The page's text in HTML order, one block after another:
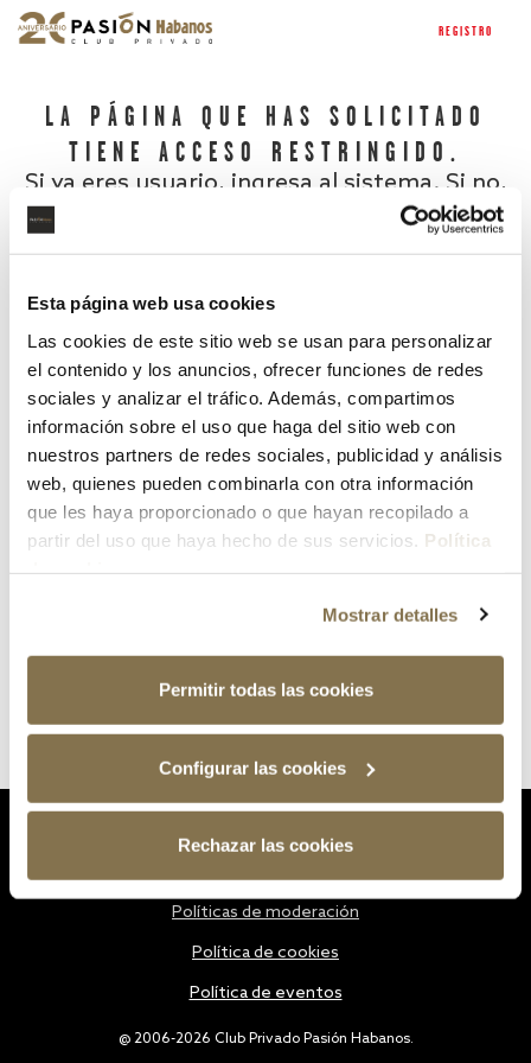
Esta página web usa cookies
Las cookies de este sitio web se usan para personalizar
el contenido y los anuncios, ofrecer funciones de redes
sociales y analizar el tráfico. Además, compartimos
información sobre el uso que haga del sitio web con
nuestros partners de redes sociales, publicidad y análisis
web, quienes pueden combinarla con otra información
que les haya proporcionado o que hayan recopilado a
partir del uso que haya hecho de sus servicios. Política
Mostrar detalles
Permitir todas las cookies
Configurar las cookies
Rechazar las cookies
REGISTRO
LA PÁGINA QUE HAS SOLICITADO
TIENE ACCESO RESTRINGIDO.
Si ya eres usuario, ingresa al sistema. Si no,
¿Has olvidado tu contraseña?
@ 2006-2026 Club Privado Pasión Habanos.
Políticas de moderación
Política de cookies
Política de eventos